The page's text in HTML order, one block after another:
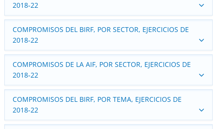
2018‑22
COMPROMISOS DEL BIRF, POR SECTOR, EJERCICIOS DE
2018‑22
COMPROMISOS DE LA AIF, POR SECTOR, EJERCICIOS DE
2018‑22
COMPROMISOS DEL BIRF, POR TEMA, EJERCICIOS DE
2018‑22